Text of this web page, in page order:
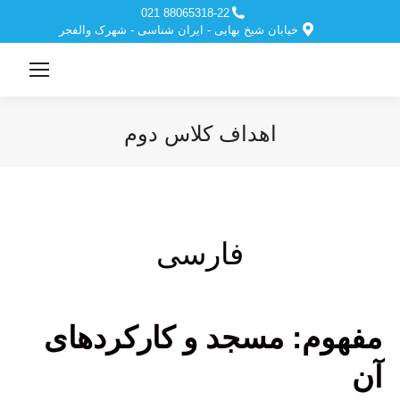
88065318-22 021
خیابان شیخ بهایی - ایران شناسی - شهرک والفجر
اهداف کلاس دوم
فارسی
مفهوم: مسجد و کارکردهای
آن